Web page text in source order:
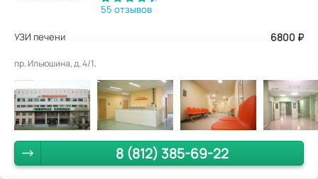
55 отзывов
УЗИ печени 6800 ₽
пр. Ильюшина, д. 4/1.
8 (812) 385-69-22